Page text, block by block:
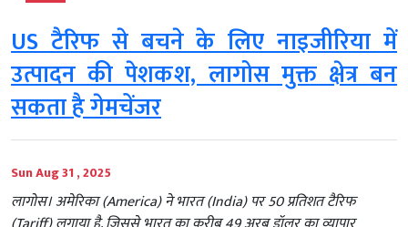
US टैरिफ से बचने के लिए नाइजीरिया में
उत्पादन की पेशकश, लागोस मुक्त क्षेत्र बन
सकता है गेमचेंजर
Sun Aug 31 , 2025
लागोस। अमेरिका (America) ने भारत (India) पर 50 प्रतिशत टैरिफ